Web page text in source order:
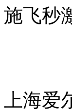
施飞秒
上海